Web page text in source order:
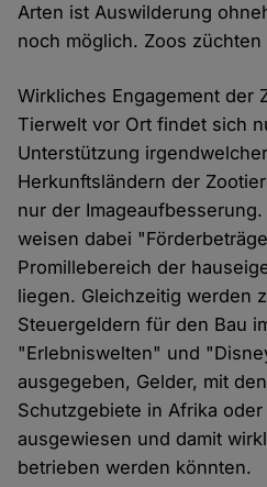
Arten ist Auswilderung
noch möglich. Zoos
Wirkliches Engagement der
Tierwelt vor Ort findet sich
Unterstützung
Herkunftsländern der
nur der
weisen dabei
Promillebereich der
liegen. Gleichzeitig werden
Steuergeldern für den Bau
"Erlebniswelten" und
ausgegeben, Gelder, mit
Schutzgebiete in Afrika
ausgewiesen und damit
betrieben werden könnten.